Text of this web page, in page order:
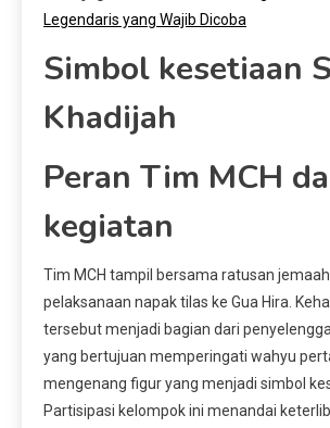
Legendaris yang Wajib Dicoba
Simbol kesetiaan
Khadijah
Peran Tim MCH
kegiatan
Tim MCH tampil bersama ratusan
pelaksanaan napak tilas ke Gua Hira.
tersebut menjadi bagian dari
yang bertujuan memperingati wahyu
mengenang figur yang menjadi simbol
Partisipasi kelompok ini menandai